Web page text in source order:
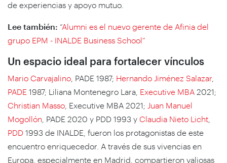
de experiencias y apoyo mutuo.
Lee también: “Alumni es el nuevo gerente de Afinia del
grupo EPM - INALDE Business School”
Un espacio ideal para fortalecer vínculos
Mario Carvajalino , PADE 1987; Hernando Jiménez Salazar
PADE 1987; Liliana Montenegro Lara, Executive MBA 2021;
Christian Masso , Executive MBA 2021; Juan Manuel
Mogollón , PADE 2020 y PDD 1993 y Claudia Nieto Licht
PDD 1993 de INALDE, fueron los protagonistas de este
encuentro enriquecedor. A través de sus vivencias en
Europa, especialmente en Madrid, compartieron valiosas